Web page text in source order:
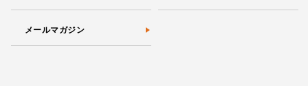
メールマガジン